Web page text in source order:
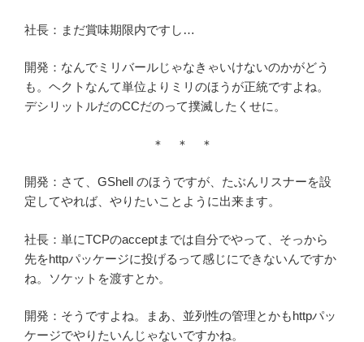
社長：まだ賞味期限内ですし…
開発：なんでミリバールじゃなきゃいけないのかがどう
も。ヘクトなんて単位よりミリのほうが正統ですよね。
デシリットルだのCCだのって撲滅したくせに。
＊ ＊ ＊
開発：さて、GShell のほうですが、たぶんリスナーを設
定してやれば、やりたいことように出来ます。
社長：単にTCPのacceptまでは自分でやって、そっから
先をhttpパッケージに投げるって感じにできないんですか
ね。ソケットを渡すとか。
開発：そうですよね。まあ、並列性の管理とかもhttpパッ
ケージでやりたいんじゃないですかね。